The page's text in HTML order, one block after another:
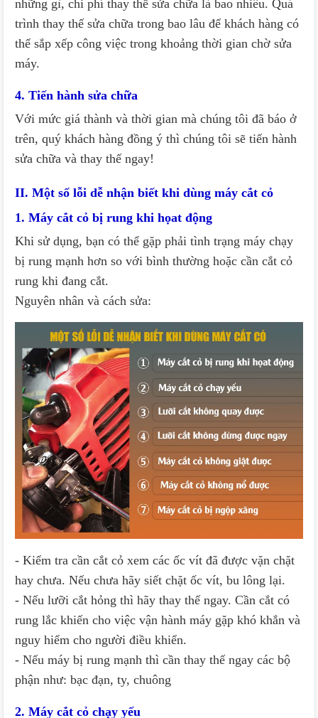
những gì, chi phí thay thế sửa chữa là bao nhiêu. Quá
trình thay thế sửa chữa trong bao lâu để khách hàng có
thể sắp xếp công việc trong khoảng thời gian chờ sửa
máy.
4. Tiến hành sửa chữa
Với mức giá thành và thời gian mà chúng tôi đã báo ở
trên, quý khách hàng đồng ý thì chúng tôi sẽ tiến hành
sửa chữa và thay thế ngay!
II. Một số lỗi dễ nhận biết khi dùng máy cắt cỏ
1. Máy cắt cỏ bị rung khi họat động
Khi sử dụng, bạn có thể gặp phải tình trạng máy chạy
bị rung mạnh hơn so với bình thường hoặc cần cắt cỏ
rung khi đang cắt.
Nguyên nhân và cách sửa:
- Kiểm tra cần cắt cỏ xem các ốc vít đã được vặn chặt
hay chưa. Nếu chưa hãy siết chặt ốc vít, bu lông lại.
- Nếu lưỡi cắt hỏng thì hãy thay thế ngay. Cần cắt có
rung lắc khiến cho việc vận hành máy gặp khó khắn và
nguy hiểm cho người điều khiển.
- Nếu máy bị rung mạnh thì cần thay thế ngay các bộ
phận như: bạc đạn, ty, chuông
2. Máy cắt cỏ chạy yếu